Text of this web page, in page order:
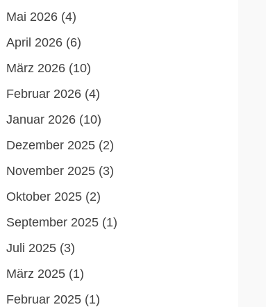
Mai 2026(4)
April 2026(6)
März 2026(10)
Februar 2026(4)
Januar 2026(10)
Dezember 2025(2)
November 2025(3)
Oktober 2025(2)
September 2025(1)
Juli 2025(3)
März 2025(1)
Februar 2025(1)